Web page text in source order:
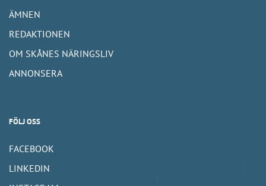
ÄMNEN
REDAKTIONEN
OM SKÅNES NÄRINGSLIV
ANNONSERA
FÖLJ OSS
FACEBOOK
LINKEDIN